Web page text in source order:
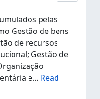
pelas
Gestão de bens
de recursos
Gestão de
e… Read